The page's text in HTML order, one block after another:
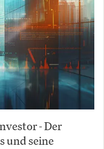
- Der
und seine